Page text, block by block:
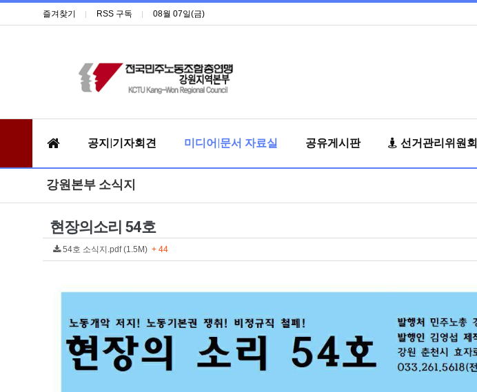
즐겨찾기 RSS 구독 08월 07일(금)
공지|기자회견 미디어|문서 자료실 공유게시판 선거관리위원회
강원본부 소식지
현장의소리 54호
54호 소식지.pdf (1.5M) + 44